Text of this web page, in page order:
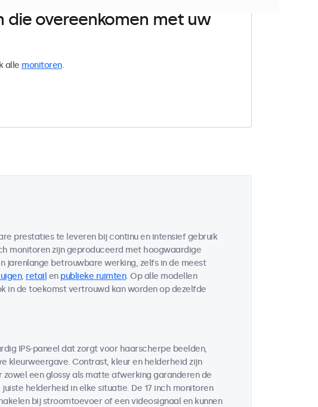
die overeenkomen met uw
alle monitoren.
prestaties te leveren bij continu en intensief gebruik
monitoren zijn geproduceerd met hoogwaardige
jarenlange betrouwbare werking, zelfs in de meest
, retailen publieke ruimten. Op alle modellen
in de toekomst vertrouwd kan worden op dezelfde
IPS-paneel dat zorgt voor haarscherpe beelden,
kleurweergave. Contrast, kleur en helderheid zijn
een glossy als matte afwerking garanderen de
helderheid in elke situatie. De 17 inch monitoren
bij stroomtoevoer of een videosignaal en kunnen